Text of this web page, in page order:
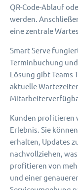
QR-Code-Ablauf
werden.
eine zentrale
Smart Serve
Terminbuchung
Lösung gibt Teams
aktuelle
Kunden profitieren
Erlebnis. Sie
erhalten, Updates
nachvollziehen,
profitieren von
und einer